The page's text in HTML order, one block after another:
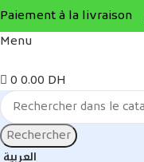
Menu
0 0.00 DH
Rechercher
العربية